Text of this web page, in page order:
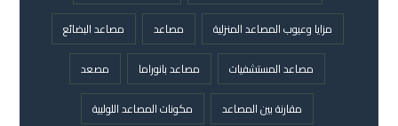
مزايا وعيوب المصاعد المنزلية
مصاعد
مصاعد البضائع
مصاعد المستشفيات
مصاعد بانوراما
مصعد
مقارنة بين المصاعد
مكونات المصاعد اللولبية